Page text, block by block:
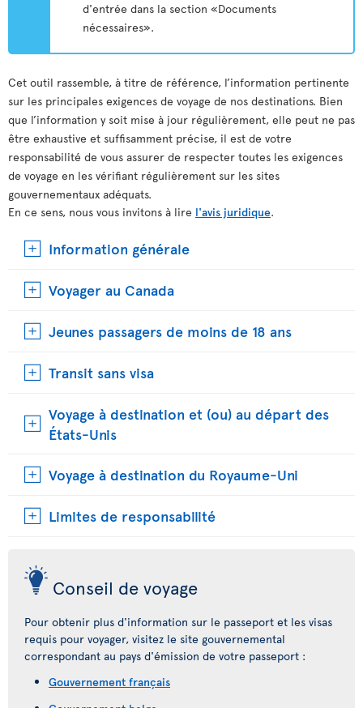
d'entrée dans la section «Documents
nécessaires».
Cet outil rassemble, à titre de référence, l’information pertinente
sur les principales exigences de voyage de nos destinations. Bien
que l’information y soit mise à jour régulièrement, elle peut ne pas
être exhaustive et suffisamment précise, il est de votre
responsabilité de vous assurer de respecter toutes les exigences
de voyage en les vérifiant régulièrement sur les sites
gouvernementaux adéquats.
En ce sens, nous vous invitons à lire l'avis juridique.
Information générale
Voyager au Canada
Jeunes passagers de moins de 18 ans
Transit sans visa
Voyage à destination et (ou) au départ des
États-Unis
Voyage à destination du Royaume-Uni
Limites de responsabilité
Conseil de voyage
Pour obtenir plus d'information sur le passeport et les visas
requis pour voyager, visitez le site gouvernemental
correspondant au pays d'émission de votre passeport :
Gouvernement français